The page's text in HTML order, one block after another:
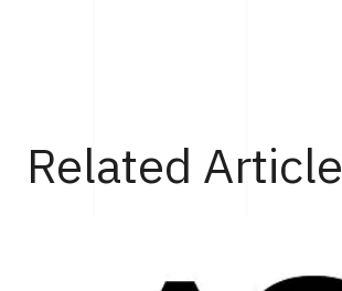
Related Article